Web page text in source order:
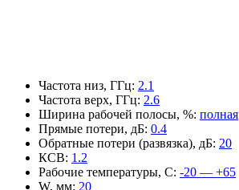
Частота низ, ГГц: 2.1
Частота верх, ГГц: 2.6
Ширина рабочей полосы, %: полная
Прямые потери, дБ: 0.4
Обратные потери (развязка), дБ: 20
КСВ: 1.2
Рабочие температуры, С: -20 — +65
W, мм: 20